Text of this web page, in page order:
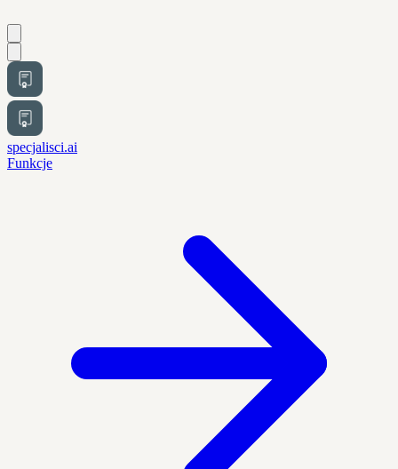
specjalisci.ai
Funkcje